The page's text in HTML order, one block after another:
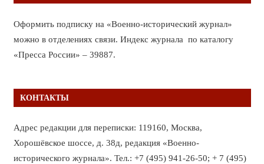
Оформить подписку на «Военно-исторический журнал»
можно в отделениях связи. Индекс журнала по каталогу
«Пресса России» – 39887.
КОНТАКТЫ
Адрес редакции для переписки: 119160, Москва,
Хорошёвское шоссе, д. 38д, редакция «Военно-
исторического журнала». Тел.: +7 (495) 941-26-50; + 7 (495)